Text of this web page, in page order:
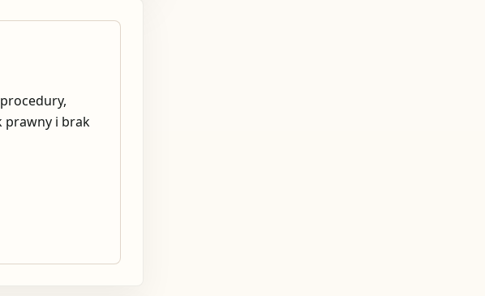
prawny i brak